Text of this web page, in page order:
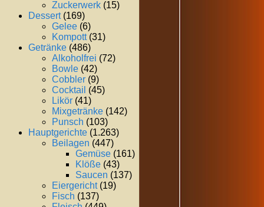
Zuckerwerk (15)
Dessert(169)
Gelee (6)
Kompott(31)
Getränke (486)
Alkoholfrei (72)
Bowle (42)
Cobbler (9)
Cocktail (45)
Likör (41)
Mixgetränke (142)
Punsch (103)
Hauptgerichte (1.263)
Beilagen (447)
Gemüse (161)
Klöße (43)
Saucen (137)
Eiergericht(19)
Fisch (137)